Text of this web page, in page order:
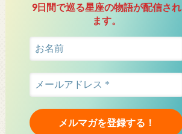
9日間で巡る星座の物語が配信され
ます。